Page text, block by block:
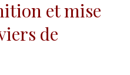
et mise
de